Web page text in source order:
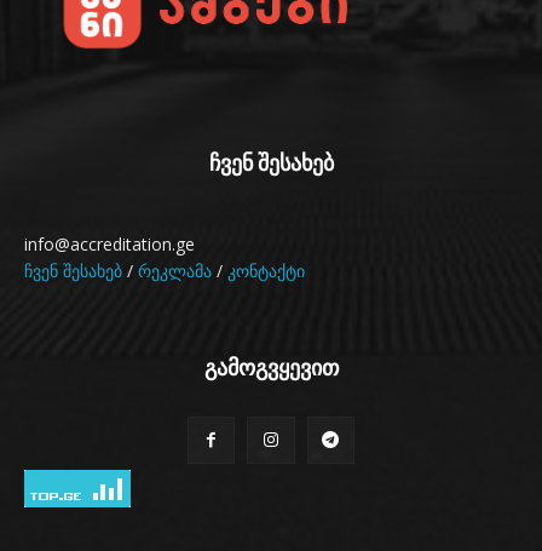
ჩვენ შესახებ
info@accreditation.ge
ჩვენ შესახებ / რეკლამა / კონტაქტი
გამოგვყევით